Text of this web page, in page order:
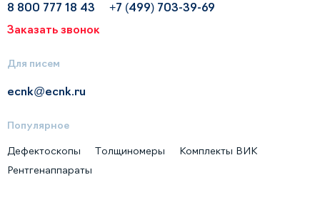
8 800 777 18 43
+7 (499) 703-39-69
Заказать звонок
Для писем
ecnk@ecnk.ru
Популярное
Дефектоскопы Толщиномеры
Комплекты ВИК
Рентгенаппараты